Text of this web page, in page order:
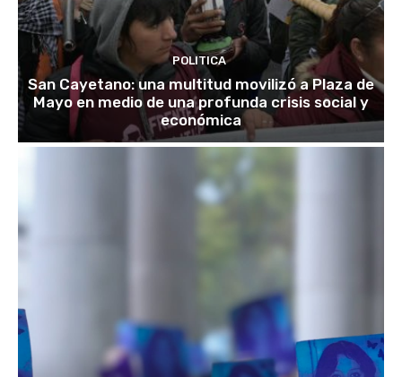
POLITICA
San Cayetano: una multitud movilizó a Plaza de
Mayo en medio de una profunda crisis social y
económica